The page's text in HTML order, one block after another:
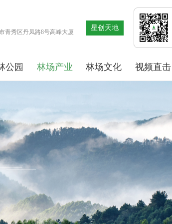
青秀区丹凤路8号高峰大厦
星创天地
公园 林场产业 林场文化 视频直击